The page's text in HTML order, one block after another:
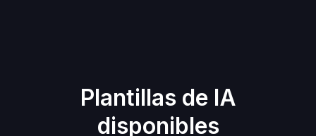
Plantillas de IA
disponibles